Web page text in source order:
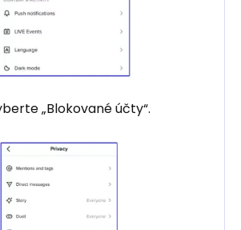
„Blokované účty“.